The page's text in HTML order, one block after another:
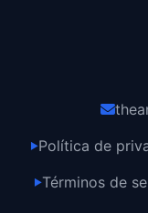
▶Política de
▶Términos de